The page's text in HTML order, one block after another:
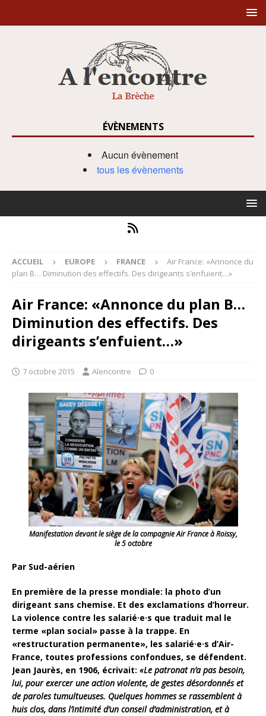
ÉVÈNEMENTS
Aucun évènement
tous les évènements
ACCUEIL EUROPE FRANCE
Air France: «Annonce du
plan B… Diminution des effectifs. Des dirigeants s’enfuient…»
Air France: «Annonce du plan B…
Diminution des effectifs. Des
dirigeants s’enfuient…»
7 octobre 2015 Alencontre 0
Manifestation devant le siège de la compagnie Air France à Roissy,
le 5 octobre
Par Sud-aérien
En première de la presse mondiale: la photo d’un
dirigeant sans chemise. Et des exclamations d’horreur.
La violence contre les salarié·e·s que traduit mal le
terme «plan social» passe à la trappe. En
«restructuration permanente», les salarié·e·s d’Air-
France, toutes professions confondues, se défendent.
Jean Jaurès, en 1906, écrivait: «Le patronat n’a pas besoin,
lui, pour exercer une action violente, de gestes désordonnés et
de paroles tumultueuses. Quelques hommes se rassemblent à
huis clos, dans l’intimité d’un conseil d’administration, et à